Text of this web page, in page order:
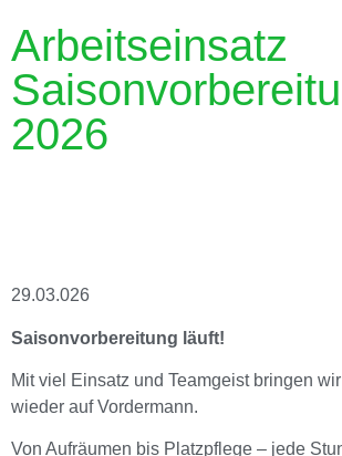
Arbeitseinsatz
2026
29.03.026
Saisonvorbereitung läuft!
Mit viel Einsatz und Teamgeist bringen
wieder auf Vordermann.
Von Aufräumen bis Platzpflege – jede